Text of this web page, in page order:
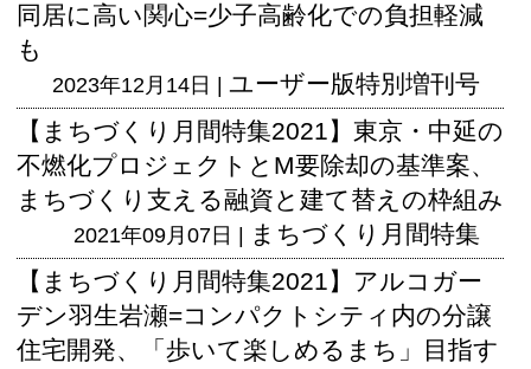
同居に高い関心=少子高齢化での負担軽減
も
2023年12月14日 | ユーザー版特別増刊号
【まちづくり月間特集2021】東京・中延の
不燃化プロジェクトとM要除却の基準案、
まちづくり支える融資と建て替えの枠組み
2021年09月07日 |
まちづくり月間特集
【まちづくり月間特集2021】アルコガー
デン羽生岩瀬=コンパクトシティ内の分譲
住宅開発、「歩いて楽しめるまち」目指す